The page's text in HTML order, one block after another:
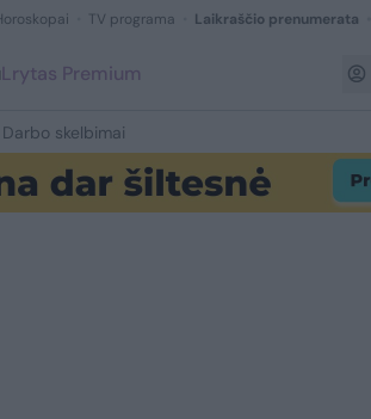
TV programa Laikraščio prenumerata
Lrytas Premium
Darbo skelbimai